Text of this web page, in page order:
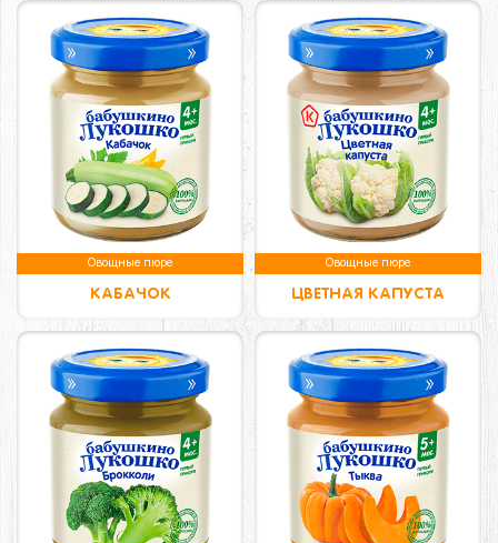
Овощные пюре
КАБАЧОК
Овощные пюре
ЦВЕТНАЯ КАПУСТА